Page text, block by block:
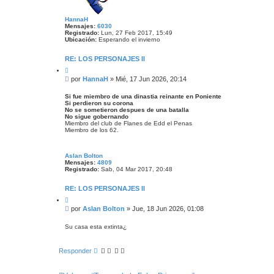
HannaH
Mensajes: 6030
Registrado: Lun, 27 Feb 2017, 15:49
Ubicación: Esperando el invierno
RE: LOS PERSONAJES II
i
t
r
M
n
s
a
j
e
por HannaH » Mié, 17 Jun 2026, 20:14
Si fue miembro de una dinastia reinante en Poniente
Si perdieron su corona
No se sometieron despues de una batalla
No sigue gobernando
Miembro del club de Flanes de Edd el Penas
Miembro de los 62.
Aslan Bolton
Mensajes: 4809
Registrado: Sab, 04 Mar 2017, 20:48
RE: LOS PERSONAJES II
i
t
r
M
n
j
por Aslan Bolton » Jue, 18 Jun 2026, 01:08
Su casa esta extinta¿
Responder